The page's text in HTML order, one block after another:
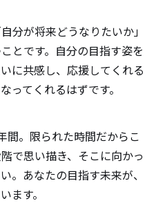
分が将来どうなりたいか」
とです。自分の目指す姿を
に共感し、応援してくれる
ってくれるはずです。
間。限られた時間だからこ
で思い描き、そこに向かっ
。あなたの目指す未来が、
ます。